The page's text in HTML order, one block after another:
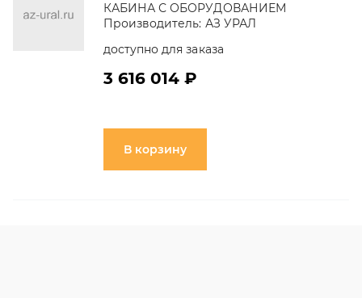
КАБИНА С ОБОРУДОВАНИЕМ
Производитель: АЗ УРАЛ
доступно для заказа
3 616 014 ₽
В корзину